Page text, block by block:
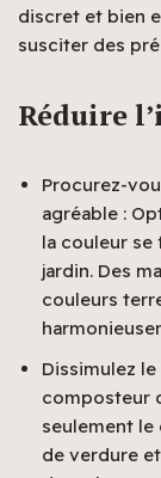
discret et bien
susciter des
Réduire
Procurez-
agréable :
la couleur
jardin. Des
couleurs
Dissimulez
composteur
seulement le
de verdure